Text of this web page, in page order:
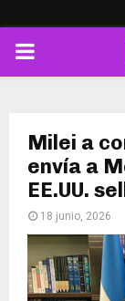
PRIMARY
Milei a
envía a
EE.UU.
18 junio, 2026